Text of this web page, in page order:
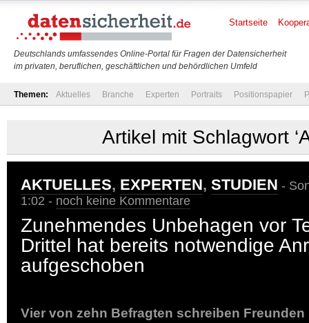
Deutschlands umfassendes Online-Portal für Fragen der Datensicherheit
im privaten, beruflichen, geschäftlichen und behördlichen Umfeld
Startseite
Themen: Aktuelles Branche Experten Portraits Positionspapier
Artikel mit Schlagwort
AKTUELLES, EXPERTEN, STUDIEN -
1:02 - noch keine Kommentare
Zunehmendes Unbehagen vor
Drittel hat bereits notwendige
aufgeschoben
Vier von zehn Befragten schreiben